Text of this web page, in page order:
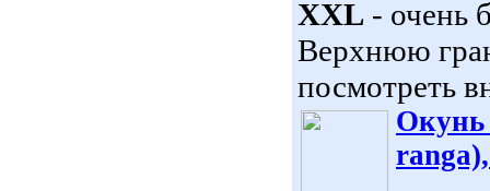
XXL - очень
Верхнюю
посмотреть
Окунь